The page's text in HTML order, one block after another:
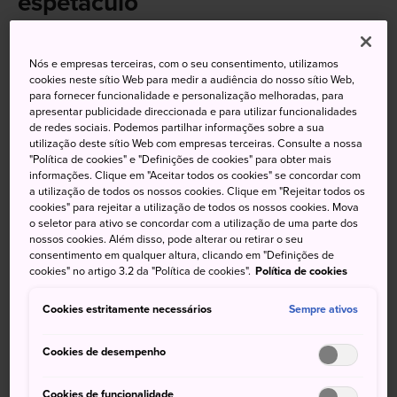
O centro da área de Minami, no sul de Osaka, atualmente
Namba, é um centro de transporte cercado por inúmeras
lojas, restaurantes e entretenimento. Faça suas compras
na Cidade de Namba e nos Parques de Namba, faça uma
refeição em Ura Namba e saboreie uma bebida em um dos
muitos minúsculos bares localizados no antigo Edifício
Misono. Ou dirija-se à Cidade de Denden para encontrar
arranjos de itens colecionáveis de anime e eletrônicos do
chão até o teto.
Coma com os habitantes locais em Ura Namba
Hozenji
Nós e empresas terceiras, com o seu consentimento, utilizamos
cookies neste sítio Web para medir a audiência do nosso sítio Web,
para fornecer funcionalidade e personalização melhoradas, para
apresentar publicidade direccionada e para utilizar funcionalidades
de redes sociais. Podemos partilhar informações sobre a sua
utilização deste sítio Web com empresas terceiras. Consulte a nossa
"Política de cookies" e "Definições de cookies" para obter mais
informações. Clique em "Aceitar todos os cookies" se concordar com
a utilização de todos os nossos cookies. Clique em "Rejeitar todos os
cookies" para rejeitar a utilização de todos os nossos cookies. Mova
o seletor para ativo se concordar com a utilização de uma parte dos
nossos cookies. Além disso, pode alterar ou retirar o seu
consentimento em qualquer altura, clicando em "Definições de
cookies" no artigo 3.2 da "Política de cookies". Política de cookies
Cookies estritamente necessários Sempre ativos
Cookies de desempenho
Cookies de funcionalidade